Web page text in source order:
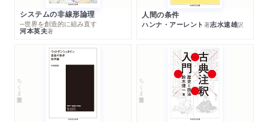
システムの非線形論理
─世界を創造的に組み直す
河本英夫著
人間の条件
ハンナ・アーレント 著志水速雄訳
ちくま学芸文庫 ちくま学芸文庫